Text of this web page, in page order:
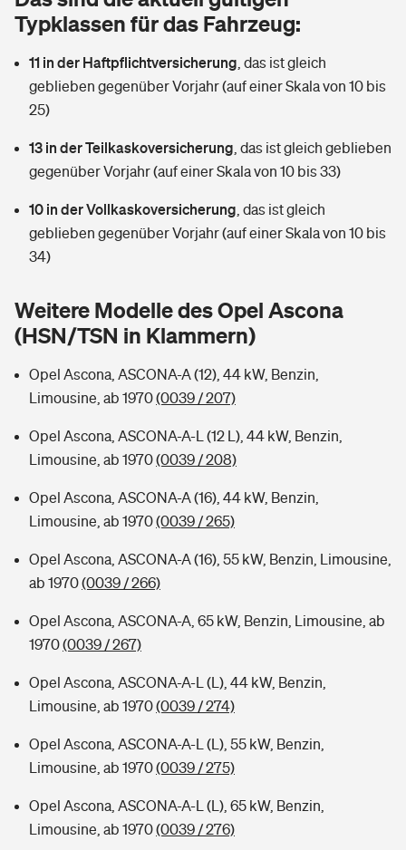
Rentenrechner: Wie viel Geld bekomme ich im Alter?
Wer versichert was: Jetzt Versicherer finden
Sie haben Fragen?
Vermieterrrechtsschutz
Mietkautionsversicherung
Restkreditversicherung
Zur Übersicht
Tools
Wer versichert was: Jetzt Versicherer finden
Sie haben Fragen?
Reiseversicherung
Handyversicherung
Musikinstrumentenversicherung
Zur Übersicht
Tools
Kinderunfall-Check: Mehr Sicherheit für deine Kids
Sie haben Fragen?
Tierkrankenversicherung
Zur Übersicht
Sie haben Fragen?
Typklassen für das Fahrzeug:
11 in der Haftpflichtversicherung das ist gleich
geblieben gegenüber Vorjahr (auf einer Skala von 10 bis
25)
13 in der Teilkaskoversicherung das ist gleich geblieben
gegenüber Vorjahr (auf einer Skala von 10 bis 33)
10 in der Vollkaskoversicherung das ist gleich
geblieben gegenüber Vorjahr (auf einer Skala von 10 bis
34)
Weitere Modelle des Opel Ascona
(HSN/TSN in Klammern)
Opel Ascona, ASCONA-A (12), 44 kW, Benzin,
Limousine, ab 1970(0039 / 207)
Opel Ascona, ASCONA-A-L (12 L), 44 kW, Benzin,
Limousine, ab 1970(0039 / 208)
Opel Ascona, ASCONA-A (16), 44 kW, Benzin,
Limousine, ab 1970(0039 / 265)
Opel Ascona, ASCONA-A (16), 55 kW, Benzin, Limousine,
ab 1970(0039 / 266)
Opel Ascona, ASCONA-A, 65 kW, Benzin, Limousine, ab
1970(0039 / 267)
Opel Ascona, ASCONA-A-L (L), 44 kW, Benzin,
Limousine, ab 1970(0039 / 274)
Opel Ascona, ASCONA-A-L (L), 55 kW, Benzin,
Limousine, ab 1970(0039 / 275)
Opel Ascona, ASCONA-A-L (L), 65 kW, Benzin,
Limousine, ab 1970(0039 / 276)